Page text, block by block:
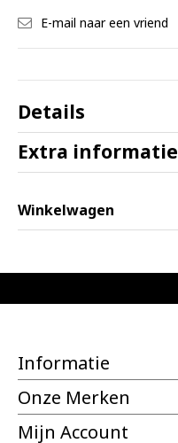
E-mail naar een vriend
Details
Extra informatie
Winkelwagen
Informatie
Onze Merken
Mijn Account